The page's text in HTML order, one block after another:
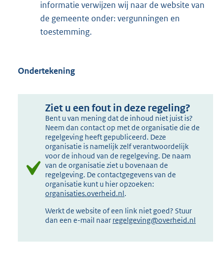
informatie verwijzen wij naar de website van
de gemeente onder: vergunningen en
toestemming.
Ondertekening
Ziet u een fout in deze regeling?
Bent u van mening dat de inhoud niet juist is?
Neem dan contact op met de organisatie die de
regelgeving heeft gepubliceerd. Deze
organisatie is namelijk zelf verantwoordelijk
voor de inhoud van de regelgeving. De naam
van de organisatie ziet u bovenaan de
regelgeving. De contactgegevens van de
organisatie kunt u hier opzoeken:
organisaties.overheid.nl.
Werkt de website of een link niet goed? Stuur
dan een e-mail naar regelgeving@overheid.nl